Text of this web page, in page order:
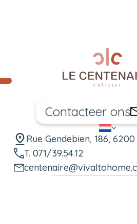
Contacteer ons
NL Taal
Rue Gendebien, 186,
T. 071/39.54.12